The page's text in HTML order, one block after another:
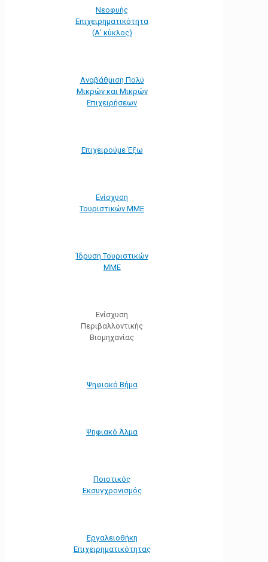
Νεοφυής
Επιχειρηματικότητα
(Α' κύκλος)
Αναβάθμιση Πολύ
Μικρών και Μικρών
Επιχειρήσεων
Επιχειρούμε Έξω
Ενίσχυση
Τουριστικών ΜΜΕ
Ίδρυση Τουριστικών
ΜΜΕ
Ενίσχυση
Περιβαλλοντικής
Βιομηχανίας
Ψηφιακό Βήμα
Ψηφιακό Άλμα
Ποιοτικός
Εκσυγχρονισμός
Εργαλειοθήκη
Eπιχειρηματικότητας